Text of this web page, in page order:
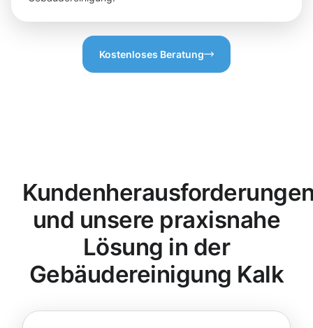
Kostenloses Beratung
und unsere praxisnahe
Lösung in der
Gebäudereinigung Kalk